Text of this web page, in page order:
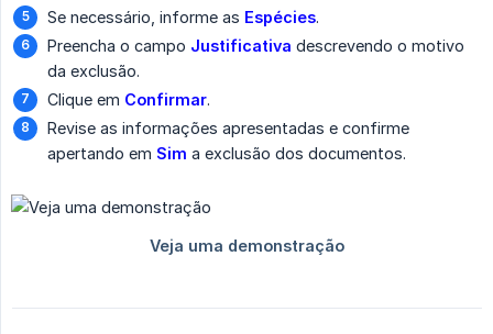
Se necessário, informe as Espécies.
Preencha o campo Justificativa descrevendo o motivo
da exclusão.
Clique em Confirmar.
Revise as informações apresentadas e confirme
apertando em Sim a exclusão dos documentos.